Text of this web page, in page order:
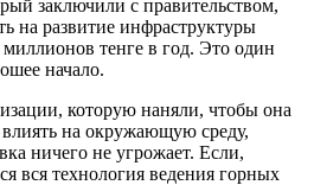
заключили с правительством,
на развитие инфраструктуры
тенге в год. Это один
начало.
которую наняли, чтобы она
на окружающую среду,
ничего не угрожает. Если,
вся технология ведения горных